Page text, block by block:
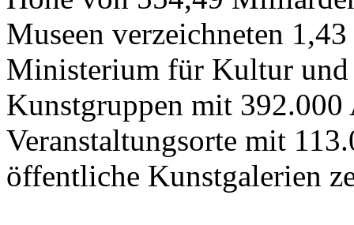
Museen verzeichneten
Ministerium für Kultur und
Kunstgruppen mit
Veranstaltungsorte mit
öffentliche Kunstgalerien